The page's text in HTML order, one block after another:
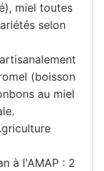
miel toutes
selon
(boisson
au miel
à l'AMAP : 2